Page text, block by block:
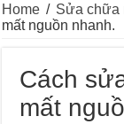
Home / Sửa chữa
mất nguồn nhanh.
Cách
mất